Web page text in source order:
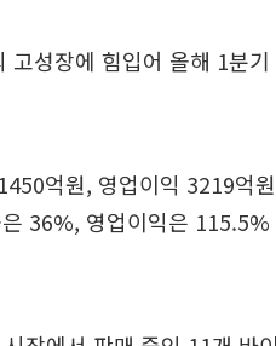
성장에 힘입어 올해 1분
억원, 영업이익 3219억
36%, 영업이익은